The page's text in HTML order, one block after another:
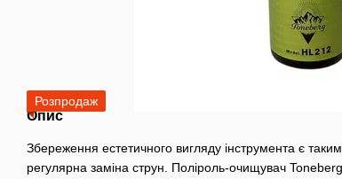
Розпродаж
Опис
Збереження естетичного вигляду інструмента є
регулярна заміна струн. Поліроль-очищувач